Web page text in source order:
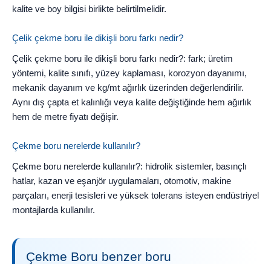
kalite ve boy bilgisi birlikte belirtilmelidir.
Çelik çekme boru ile dikişli boru farkı nedir?
Çelik çekme boru ile dikişli boru farkı nedir?: fark; üretim
yöntemi, kalite sınıfı, yüzey kaplaması, korozyon dayanımı,
mekanik dayanım ve kg/mt ağırlık üzerinden değerlendirilir.
Aynı dış çapta et kalınlığı veya kalite değiştiğinde hem ağırlık
hem de metre fiyatı değişir.
Çekme boru nerelerde kullanılır?
Çekme boru nerelerde kullanılır?: hidrolik sistemler, basınçlı
hatlar, kazan ve eşanjör uygulamaları, otomotiv, makine
parçaları, enerji tesisleri ve yüksek tolerans isteyen endüstriyel
montajlarda kullanılır.
Çekme Boru benzer boru